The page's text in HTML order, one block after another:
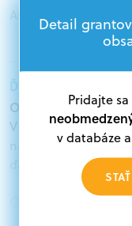
Akademický sektor,
Ďalšie informácie:
Oprávnení
V databáze grantov
nájdete aktuálne
ďalších zdrojov.
Oprávnení partneri:
Detail
Pridajte
v databáze